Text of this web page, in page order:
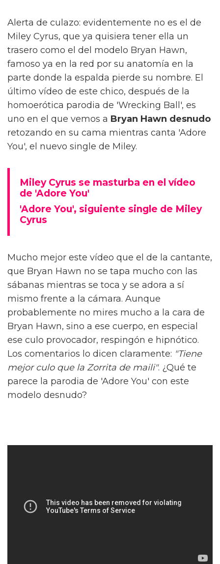
Alerta de culazo: evidentemente no es el de
Miley Cyrus, que ya quisiera tener ella un
trasero como el del modelo Bryan Hawn,
famoso ya en la red por su anatomía en la
parte donde la espalda pierde su nombre. El
último vídeo de este chico, después de la
homoerótica parodia de 'Wrecking Ball', es
uno en el que vemos a Bryan Hawn desnudo
retozando en su cama mientras canta 'Adore
You', el nuevo single de Miley.
Miley Cyrus se masturba en el vídeo
de 'Adore You'
'Adore You', siguiente single de Miley
Cyrus
Mucho mejor este vídeo que el de la cantante,
que Bryan Hawn no se tapa mucho con las
sábanas mientras se toca y se adora a sí
mismo frente a la cámara. Aunque
probablemente no mires mucho a la cara de
Bryan Hawn, sino a ese cuerpo, en especial
ese culo provocador, respingón e hipnótico.
Los comentarios lo dicen claramente: "Tiene
mejor culo que la Zorrita de maili". ¿Qué te
parece la parodia de 'Adore You' con este
modelo desnudo?